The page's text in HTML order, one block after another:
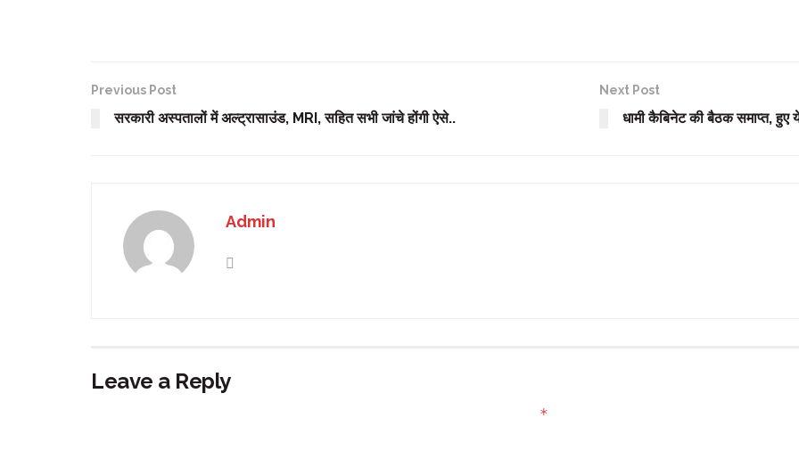
Previous Post
सरकारी अस्पतालों में अल्ट्रासाउंड, MRI, सहित सभी जांचे होंगी ऐसे..
Next Post
धामी कैबिनेट की बैठक समाप्त,
Admin
Leave a Reply
*